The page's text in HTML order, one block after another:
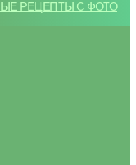
РЕЦЕПТЫ С ФОТО